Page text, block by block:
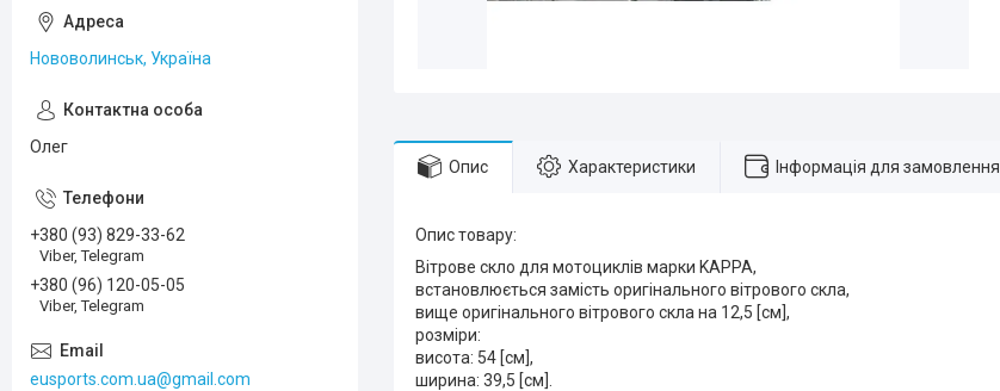
Опис Характеристики Інформація для замовлення
Опис товару:
Вітрове скло для мотоциклів марки KAPPA,
встановлюється замість оригінального вітрового скла,
вище оригінального вітрового скла на 12,5 [см],
розміри:
висота: 54 [см],
ширина: 39,5 [см].
Нововолинськ, Україна
Олег
+380 (93) 829-33-62
Viber, Telegram
+380 (96) 120-05-05
Viber, Telegram
eusports.com.ua@gmail.com